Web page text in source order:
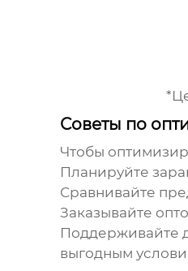
Советы по
Чтобы
Планируйте
Сравнивайте
Заказывайте
Поддерживайте
выгодным